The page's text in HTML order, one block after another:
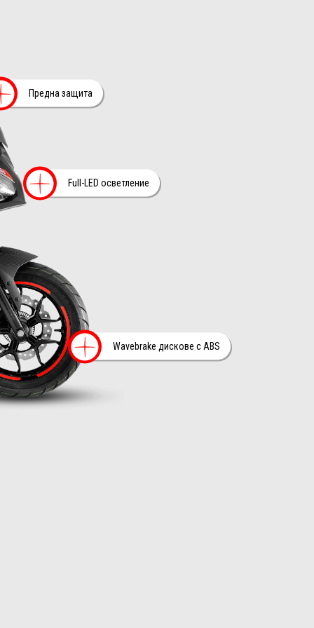
Повече
Wavebrake дискове с ABS
Повече
Full-LED осветление
на
Повече информация
Предна защита